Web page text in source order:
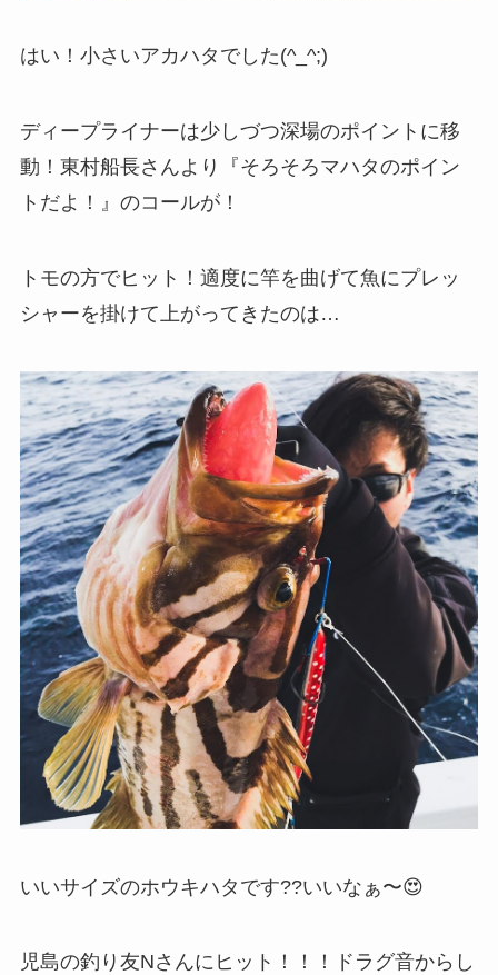
はい！小さいアカハタでした(^_^;)
ディープライナーは少しづつ深場のポイントに移
動！東村船長さんより『そろそろマハタのポイン
トだよ！』のコールが！
トモの方でヒット！適度に竿を曲げて魚にプレッ
シャーを掛けて上がってきたのは…
いいサイズのホウキハタです??いいなぁ〜😍
児島の釣り友Nさんにヒット！！！ドラグ音からし